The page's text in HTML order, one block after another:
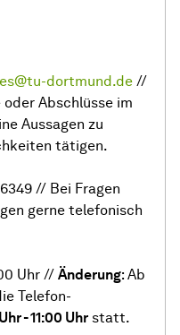
dortmund.de //
Abschlüsse im
Aussagen zu
tätigen.
// Bei Fragen
gerne telefonisch
Uhr // Änderung: Ab
Telefon-
- 11:00 Uhr statt.